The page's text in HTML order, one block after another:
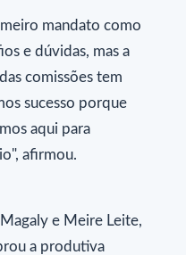
mandato como
e dúvidas, mas a
comissões tem
sucesso porque
aqui para
afirmou.
e Meire Leite,
a produtiva